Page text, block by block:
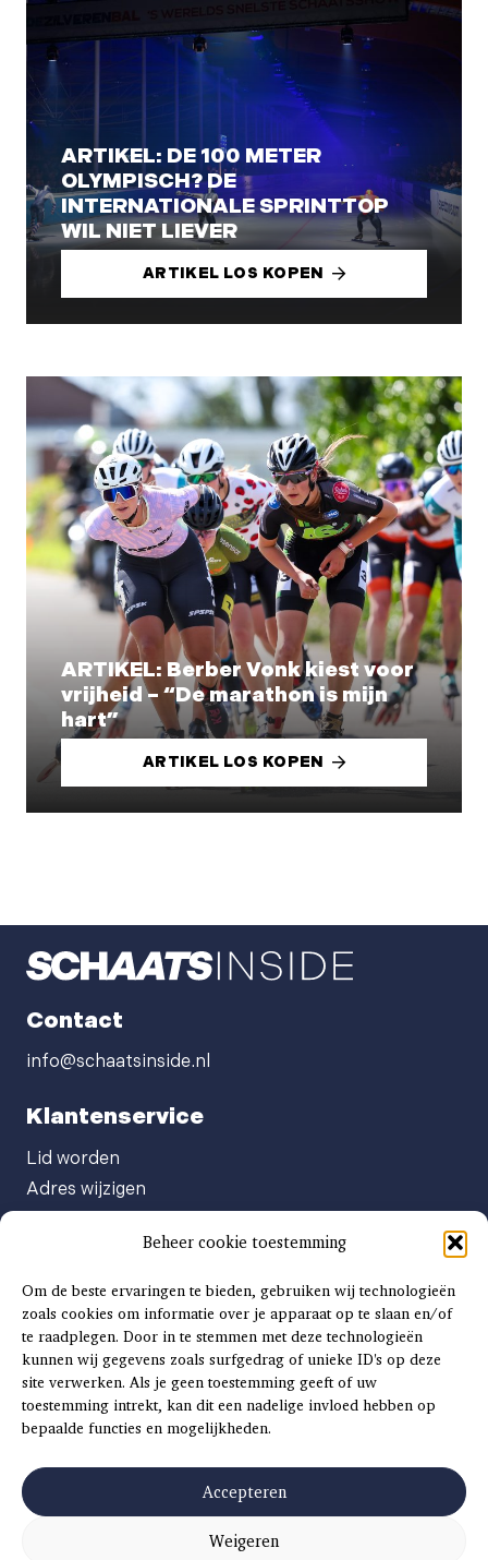
Beheer cookie toestemming
Om de beste ervaringen te bieden, gebruiken wij technologieën
zoals cookies om informatie over je apparaat op te slaan en/of
te raadplegen. Door in te stemmen met deze technologieën
kunnen wij gegevens zoals surfgedrag of unieke ID's op deze
site verwerken. Als je geen toestemming geeft of uw
toestemming intrekt, kan dit een nadelige invloed hebben op
bepaalde functies en mogelijkheden.
Accepteren
Weigeren
ARTIKEL: DE 100 METER
OLYMPISCH? DE
INTERNATIONALE SPRINTTOP
WIL NIET LIEVER
ARTIKEL LOS KOPEN
ARTIKEL: Berber Vonk kiest voor
vrijheid – “De marathon is mijn
hart”
ARTIKEL LOS KOPEN
Contact
info@schaatsinside.nl
Klantenservice
Lid worden
Adres wijzigen
Abonnement opzeggen
Afgeven automatische incasso
Factuur betalen
Klachtenformulier
Overige vragen
Adverteren
Advertentie Tariefkaart 2025
SITEMAP|ALGEMENE VOORWAARDEN